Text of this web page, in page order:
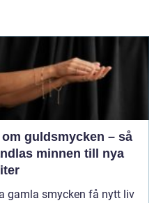
guldsmycken – så
minnen till nya
gamla smycken få nytt liv